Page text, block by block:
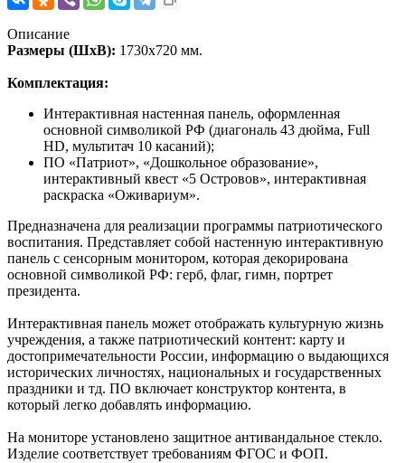
Описание
Размеры (ШхВ): 1730х720 мм.
Комплектация:
Интерактивная настенная панель, оформленная
основной символикой РФ (диагональ 43 дюйма, Full
HD, мультитач 10 касаний);
ПО «Патриот», «Дошкольное образование»,
интерактивный квест «5 Островов», интерактивная
раскраска «Оживариум».
Предназначена для реализации программы патриотического
воспитания. Представляет собой настенную интерактивную
панель с сенсорным монитором, которая декорирована
основной символикой РФ: герб, флаг, гимн, портрет
президента.
Интерактивная панель может отображать культурную жизнь
учреждения, а также патриотический контент: карту и
достопримечательности России, информацию о выдающихся
исторических личностях, национальных и государственных
праздники и тд. ПО включает конструктор контента, в
который легко добавлять информацию.
На мониторе установлено защитное антивандальное стекло.
Изделие соответствует требованиям ФГОС и ФОП.